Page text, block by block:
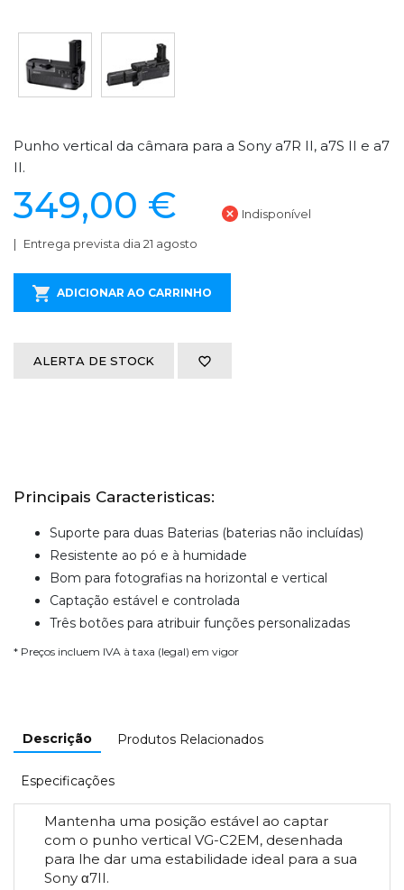
Punho vertical da câmara para a Sony a7R II, a7S II e a7
II.
349,00 € Indisponível
Entrega prevista dia 21 agosto
ADICIONAR AO CARRINHO
ALERTA DE STOCK
Principais Caracteristicas:
Suporte para duas Baterias (baterias não incluídas)
Resistente ao pó e à humidade
Bom para fotografias na horizontal e vertical
Captação estável e controlada
Três botões para atribuir funções personalizadas
* Preços incluem IVA à taxa (legal) em vigor
Descrição Produtos Relacionados
Especificações
Mantenha uma posição estável ao captar
com o punho vertical VG-C2EM, desenhada
para lhe dar uma estabilidade ideal para a sua
Sony α7II.